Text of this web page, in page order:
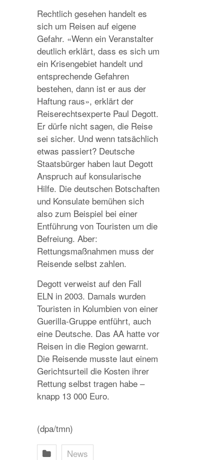
Rechtlich gesehen handelt es
sich um Reisen auf eigene
Gefahr. «Wenn ein Veranstalter
deutlich erklärt, dass es sich um
ein Krisengebiet handelt und
entsprechende Gefahren
bestehen, dann ist er aus der
Haftung raus», erklärt der
Reiserechtsexperte Paul Degott.
Er dürfe nicht sagen, die Reise
sei sicher. Und wenn tatsächlich
etwas passiert? Deutsche
Staatsbürger haben laut Degott
Anspruch auf konsularische
Hilfe. Die deutschen Botschaften
und Konsulate bemühen sich
also zum Beispiel bei einer
Entführung von Touristen um die
Befreiung. Aber:
Rettungsmaßnahmen muss der
Reisende selbst zahlen.
Degott verweist auf den Fall
ELN in 2003. Damals wurden
Touristen in Kolumbien von einer
Guerilla-Gruppe entführt, auch
eine Deutsche. Das AA hatte vor
Reisen in die Region gewarnt.
Die Reisende musste laut einem
Gerichtsurteil die Kosten ihrer
Rettung selbst tragen habe –
knapp 13 000 Euro.
(dpa/tmn)
News